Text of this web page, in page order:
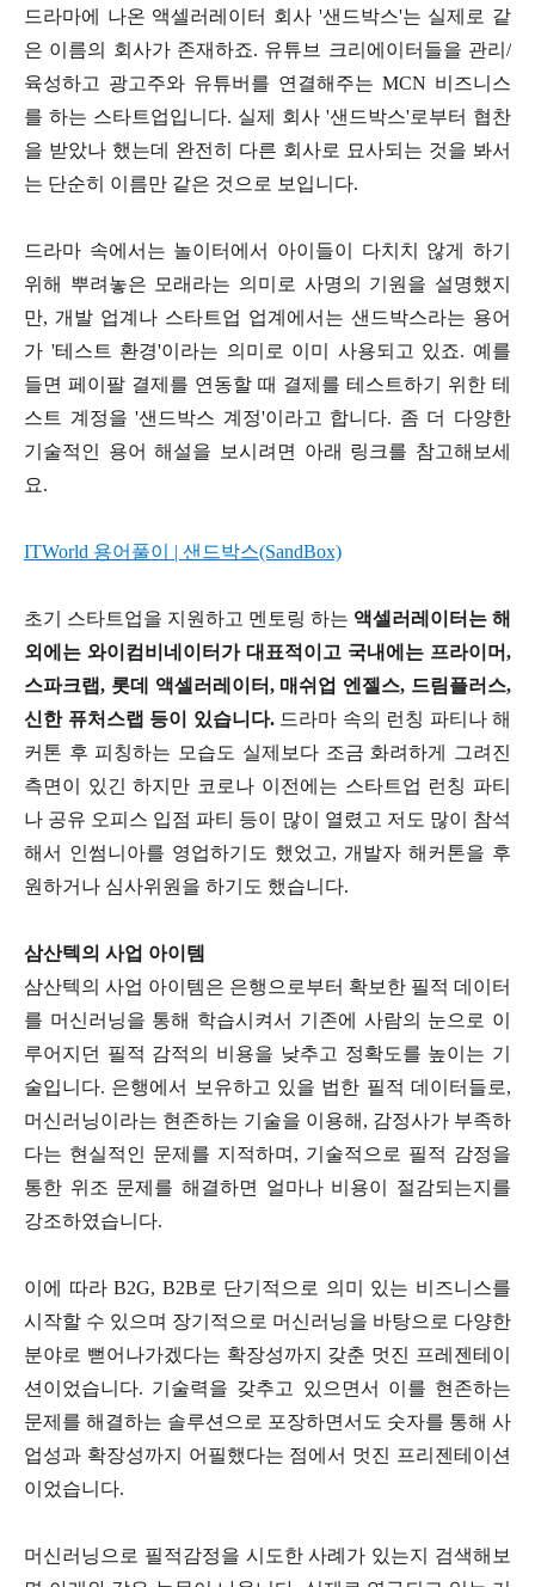
드라마에 나온 액셀러레이터 회사 '샌드박스'는 실제로 같
은 이름의 회사가 존재하죠. 유튜브 크리에이터들을 관리/
육성하고 광고주와 유튜버를 연결해주는 MCN 비즈니스
를 하는 스타트업입니다. 실제 회사 '샌드박스'로부터 협찬
을 받았나 했는데 완전히 다른 회사로 묘사되는 것을 봐서
는 단순히 이름만 같은 것으로 보입니다.
드라마 속에서는 놀이터에서 아이들이 다치치 않게 하기
위해 뿌려놓은 모래라는 의미로 사명의 기원을 설명했지
만, 개발 업계나 스타트업 업계에서는 샌드박스라는 용어
가 '테스트 환경'이라는 의미로 이미 사용되고 있죠. 예를
들면 페이팔 결제를 연동할 때 결제를 테스트하기 위한 테
스트 계정을 '샌드박스 계정'이라고 합니다. 좀 더 다양한
기술적인 용어 해설을 보시려면 아래 링크를 참고해보세
요.
ITWorld 용어풀이 | 샌드박스(SandBox)
초기 스타트업을 지원하고 멘토링 하는 액셀러레이터는 해
외에는 와이컴비네이터가 대표적이고 국내에는 프라이머,
스파크랩, 롯데 액셀러레이터, 매쉬업 엔젤스, 드림플러스,
신한 퓨처스랩 등이 있습니다.드라마 속의 런칭 파티나 해
커톤 후 피칭하는 모습도 실제보다 조금 화려하게 그려진
측면이 있긴 하지만 코로나 이전에는 스타트업 런칭 파티
나 공유 오피스 입점 파티 등이 많이 열렸고 저도 많이 참석
해서 인썸니아를 영업하기도 했었고, 개발자 해커톤을 후
원하거나 심사위원을 하기도 했습니다.
삼산텍의 사업 아이템
삼산텍의 사업 아이템은 은행으로부터 확보한 필적 데이터
를 머신러닝을 통해 학습시켜서 기존에 사람의 눈으로 이
루어지던 필적 감적의 비용을 낮추고 정확도를 높이는 기
술입니다. 은행에서 보유하고 있을 법한 필적 데이터들로,
머신러닝이라는 현존하는 기술을 이용해, 감정사가 부족하
다는 현실적인 문제를 지적하며, 기술적으로 필적 감정을
통한 위조 문제를 해결하면 얼마나 비용이 절감되는지를
강조하였습니다.
이에 따라 B2G, B2B로 단기적으로 의미 있는 비즈니스를
시작할 수 있으며 장기적으로 머신러닝을 바탕으로 다양한
분야로 뻗어나가겠다는 확장성까지 갖춘 멋진 프레젠테이
션이었습니다. 기술력을 갖추고 있으면서 이를 현존하는
문제를 해결하는 솔루션으로 포장하면서도 숫자를 통해 사
업성과 확장성까지 어필했다는 점에서 멋진 프리젠테이션
이었습니다.
머신러닝으로 필적감정을 시도한 사례가 있는지 검색해보